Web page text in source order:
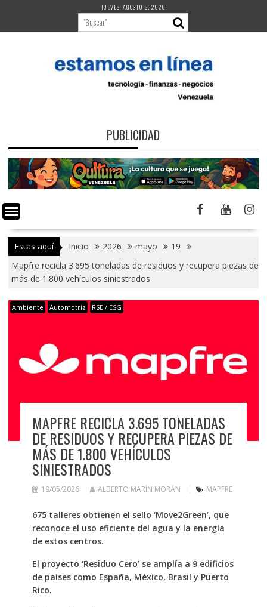
contenido
JUEVES, AGOSTO 6, 2026
PUBLICIDAD
Estas aquí Inicio 2026 mayo
19
Mapfre recicla 3.695 toneladas de residuos y recupera piezas de
más de 1.800 vehículos siniestrados
Ambiente Automotriz RSE / ESG
MAPFRE RECICLA 3.695 TONELADAS
DE RESIDUOS Y RECUPERA PIEZAS DE
MÁS DE 1.800 VEHÍCULOS
SINIESTRADOS
19/05/2026 ALBERTO MARÍN MORÁN MAPFRE
675 talleres obtienen el sello ‘Move2Green’, que
reconoce el uso eficiente del agua y la energía
de estos centros.
El proyecto ‘Residuo Cero’ se amplía a 9 edificios
de países como España, México, Brasil y Puerto
Rico.